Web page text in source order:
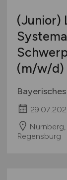
(Junior)
(m/w/d)
Regensburg